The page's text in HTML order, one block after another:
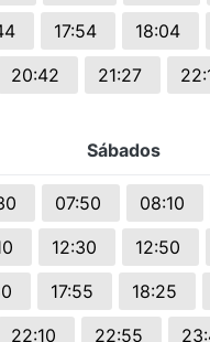
17:54 18:04
20:42 21:27
Sábados
07:50 08:10
12:30 12:50
17:55 18:25
22:10
22:55